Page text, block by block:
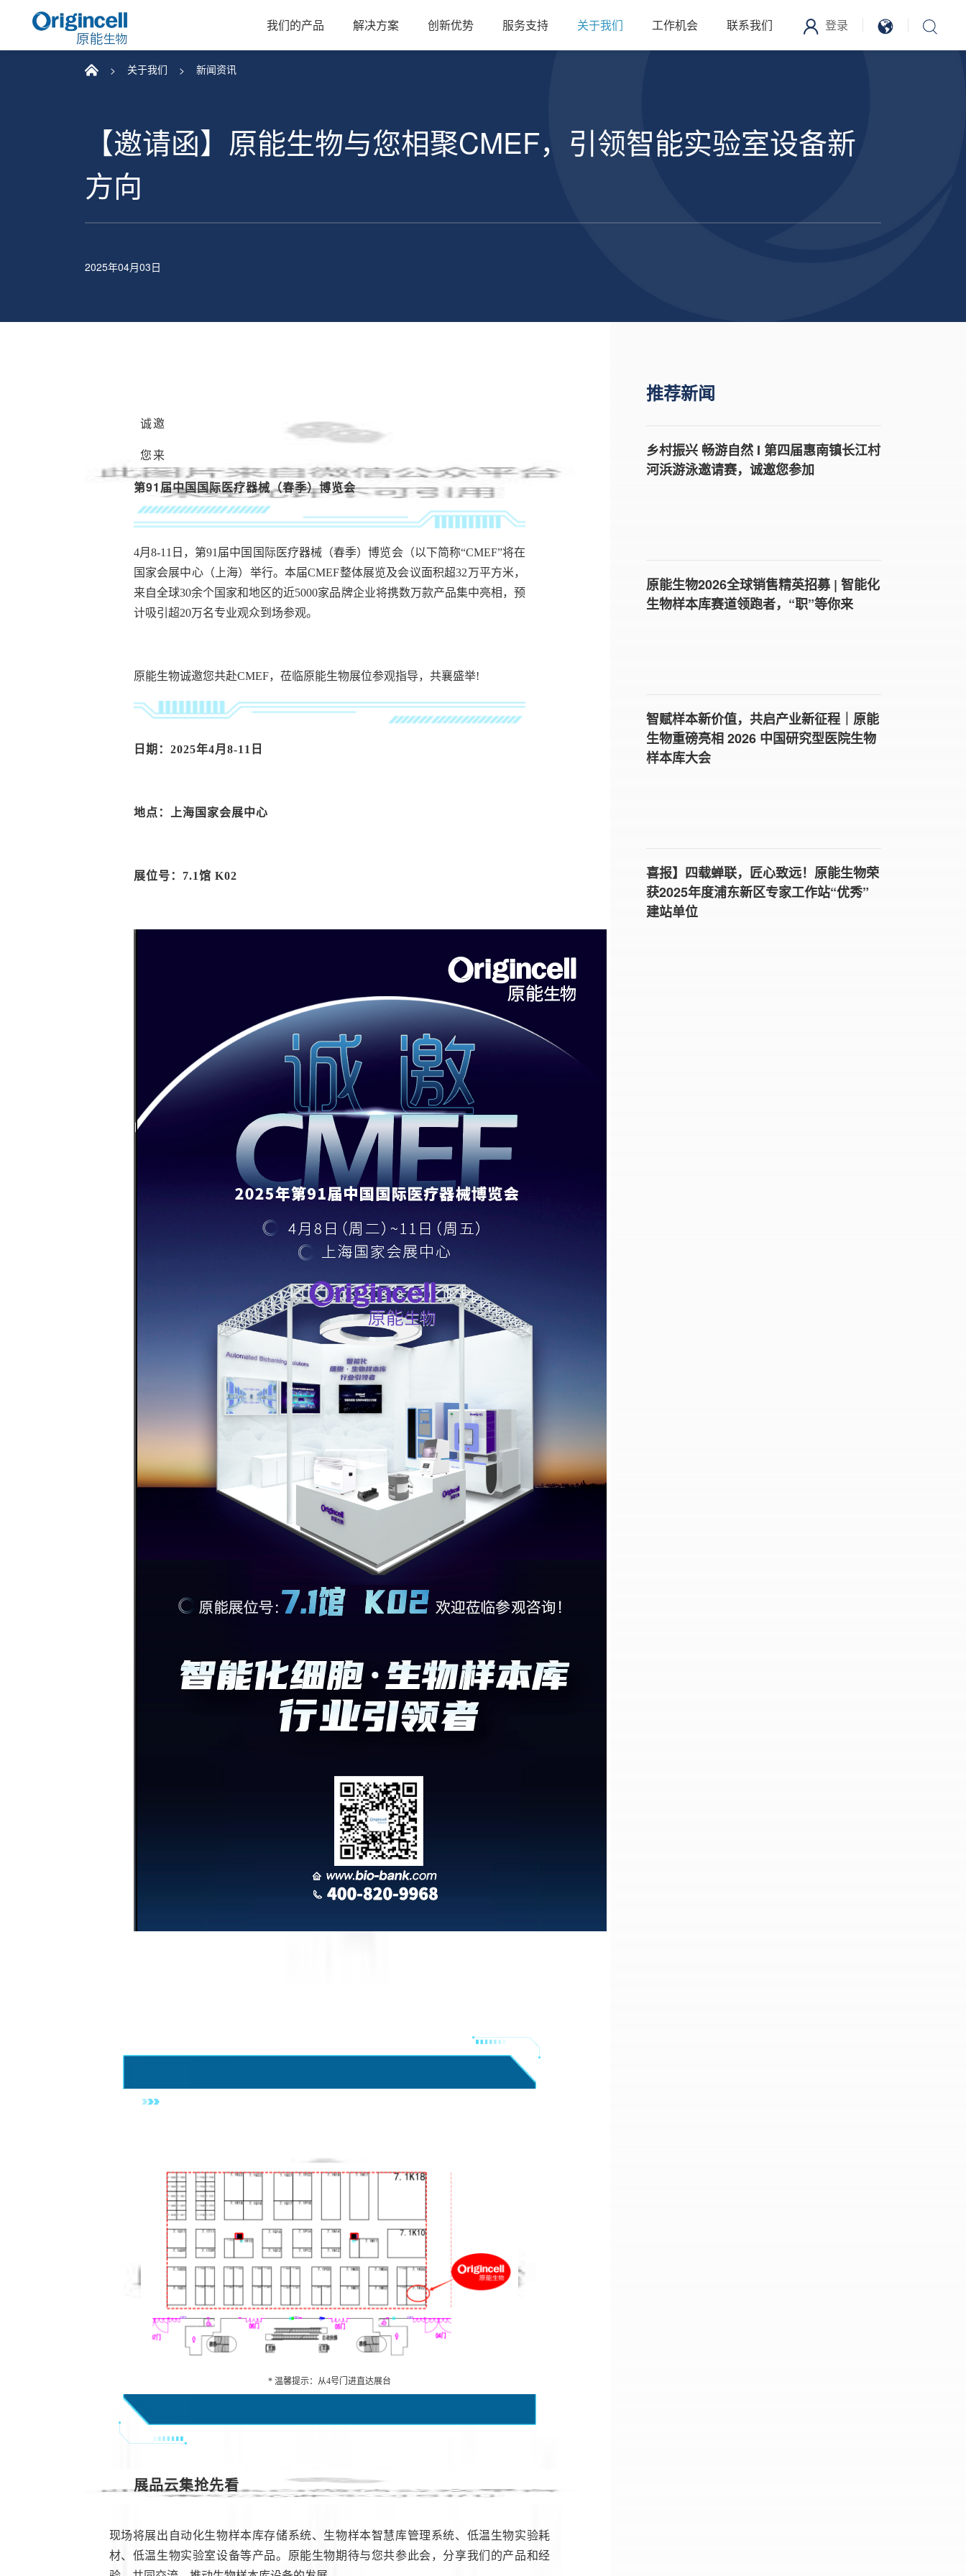
我们的产品 解决方案 创新优势 服务支持 关于我们 工作机会 联系我们 登录
关于我们 新闻资讯
【邀请函】原能生物与您相聚CMEF，引领智能实验室设备新
方向
2025年04月03日
诚邀
您来
第91届中国国际医疗器械（春季）博览会
4月8-11日，第91届中国国际医疗器械（春季）博览会（以下简称“CMEF”将在
国家会展中心（上海）举行。本届CMEF整体展览及会议面积超32万平方米，
来自全球30余个国家和地区的近5000家品牌企业将携数万款产品集中亮相，预
计吸引超20万名专业观众到场参观。
原能生物诚邀您共赴CMEF，莅临原能生物展位参观指导，共襄盛举!
日期：2025年4月8-11日
地点： 上海国家会展中心
展位号：7.1馆 K02
* 温馨提示：从4号门进直达展台
展品云集抢先看
现场将展出自动化生物样本库存储系统、生物样本智慧库管理系统、低温生物实验耗
材、低温生物实验室设备等产品。原能生物期待与您共参此会，分享我们的产品和经
推荐新闻
乡村振兴 畅游自然 I 第四届惠南镇长江村
河浜游泳邀请赛，诚邀您参加
原能生物2026全球销售精英招募 | 智能化
生物样本库赛道领跑者，“职”等你来
智赋样本新价值，共启产业新征程｜原能
生物重磅亮相 2026 中国研究型医院生物
样本库大会
喜报】四载蝉联，匠心致远！原能生物荣
获2025年度浦东新区专家工作站“优秀”
建站单位